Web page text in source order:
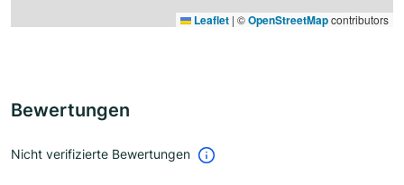
Leaflet | ©OpenStreetMapcontributors
Bewertungen
Nicht verifizierte Bewertungen